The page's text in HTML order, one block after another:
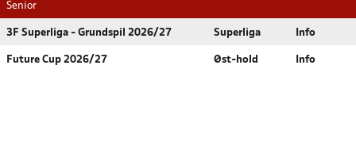
Senior
3F Superliga - Grundspil 2026/27 Superliga Info
Future Cup 2026/27 Øst-hold Info